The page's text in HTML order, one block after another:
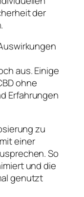
der
aus. Einige
ohne
Erfahrungen
zu
einer
So
und die
genutzt